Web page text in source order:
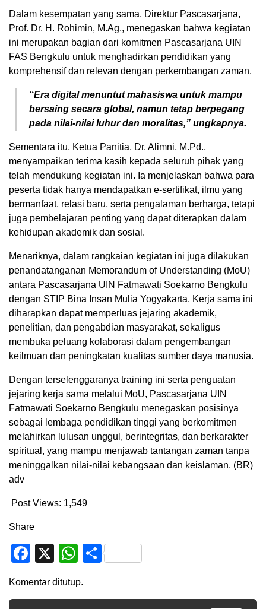
Dalam kesempatan yang sama, Direktur Pascasarjana,
Prof. Dr. H. Rohimin, M.Ag., menegaskan bahwa kegiatan
ini merupakan bagian dari komitmen Pascasarjana UIN
FAS Bengkulu untuk menghadirkan pendidikan yang
komprehensif dan relevan dengan perkembangan zaman.
“Era digital menuntut mahasiswa untuk mampu
bersaing secara global, namun tetap berpegang
pada nilai-nilai luhur dan moralitas,” ungkapnya.
Sementara itu, Ketua Panitia, Dr. Alimni, M.Pd.,
menyampaikan terima kasih kepada seluruh pihak yang
telah mendukung kegiatan ini. Ia menjelaskan bahwa para
peserta tidak hanya mendapatkan e-sertifikat, ilmu yang
bermanfaat, relasi baru, serta pengalaman berharga, tetapi
juga pembelajaran penting yang dapat diterapkan dalam
kehidupan akademik dan sosial.
Menariknya, dalam rangkaian kegiatan ini juga dilakukan
penandatanganan Memorandum of Understanding (MoU)
antara Pascasarjana UIN Fatmawati Soekarno Bengkulu
dengan STIP Bina Insan Mulia Yogyakarta. Kerja sama ini
diharapkan dapat memperluas jejaring akademik,
penelitian, dan pengabdian masyarakat, sekaligus
membuka peluang kolaborasi dalam pengembangan
keilmuan dan peningkatan kualitas sumber daya manusia.
Dengan terselenggaranya training ini serta penguatan
jejaring kerja sama melalui MoU, Pascasarjana UIN
Fatmawati Soekarno Bengkulu menegaskan posisinya
sebagai lembaga pendidikan tinggi yang berkomitmen
melahirkan lulusan unggul, berintegritas, dan berkarakter
spiritual, yang mampu menjawab tantangan zaman tanpa
meninggalkan nilai-nilai kebangsaan dan keislaman. (BR)
adv
Post Views: 1,549
Share
Facebook
X WhatsApp
Share
Komentar ditutup.